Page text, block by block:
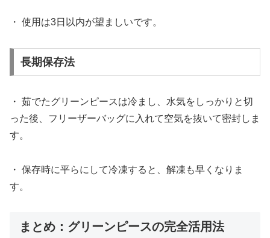
・ 使用は3日以内が望ましいです。
長期保存法
・ 茹でたグリーンピースは冷まし、水気をしっかりと切
った後、フリーザーバッグに入れて空気を抜いて密封しま
す。
・ 保存時に平らにして冷凍すると、解凍も早くなりま
す。
まとめ：グリーンピースの完全活用法